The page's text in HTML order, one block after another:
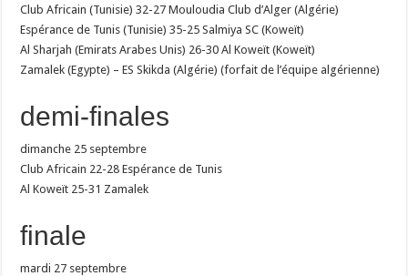
Club Africain (Tunisie) 32-27 Mouloudia Club d’Alger (Algérie)
Espérance de Tunis (Tunisie) 35-25 Salmiya SC (Koweït)
Al Sharjah (Emirats Arabes Unis) 26-30 Al Koweït (Koweït)
Zamalek (Egypte) – ES Skikda (Algérie) (forfait de l’équipe algérienne)
demi-finales
dimanche 25 septembre
Club Africain 22-28 Espérance de Tunis
Al Koweït 25-31 Zamalek
finale
mardi 27 septembre